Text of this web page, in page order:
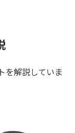
を解説していま